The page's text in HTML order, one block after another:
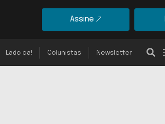
Assine
Lado oa! Colunistas Newsletter